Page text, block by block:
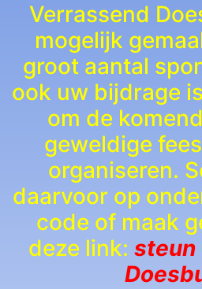
Verrassend
mogelijk
groot aantal
ook uw bijdrage
om de
geweldige
organiseren.
daarvoor op
code of maak
deze link: steun